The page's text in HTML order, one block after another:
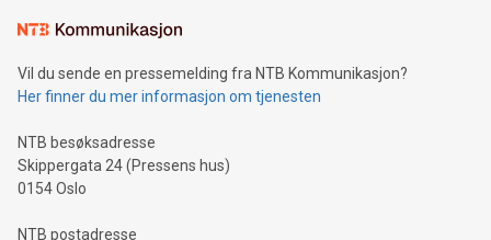
Vil du sende en pressemelding fra NTB Kommunikasjon?
Her finner du mer informasjon om tjenesten
NTB besøksadresse
Skippergata 24 (Pressens hus)
0154 Oslo
NTB postadresse